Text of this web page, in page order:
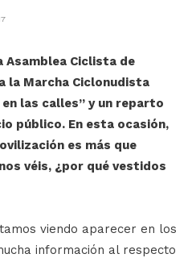
Asamblea Ciclista de
la Marcha Ciclonudista
las calles” y un reparto
público. En esta ocasión,
es más que
véis, ¿por qué vestidos
viendo aparecer en los
información al respecto